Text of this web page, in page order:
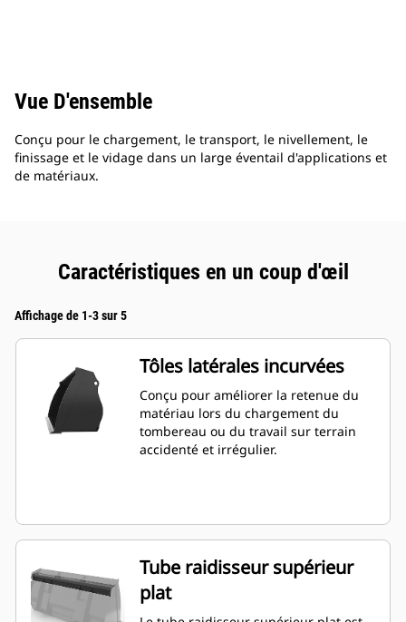
Vue D'ensemble
Conçu pour le chargement, le transport, le nivellement, le
finissage et le vidage dans un large éventail d'applications et
de matériaux.
Caractéristiques en un coup d'œil
Affichage de 1-3 sur 5
Tôles latérales incurvées
Conçu pour améliorer la retenue du
matériau lors du chargement du
tombereau ou du travail sur terrain
accidenté et irrégulier.
Tube raidisseur supérieur
plat